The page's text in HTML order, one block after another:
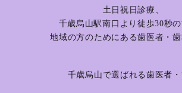
土日祝日診療、
千歳烏山駅南口より徒歩30秒
地域の方のためにある歯医者・歯
千歳烏山で選ばれる歯医者